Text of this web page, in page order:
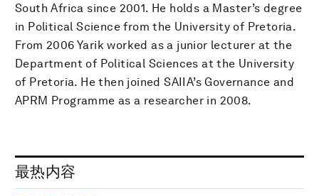
South Africa since 2001. He holds a Master’s degree
in Political Science from the University of Pretoria.
From 2006 Yarik worked as a junior lecturer at the
Department of Political Sciences at the University
of Pretoria. He then joined SAIIA’s Governance and
APRM Programme as a researcher in 2008.
最热内容